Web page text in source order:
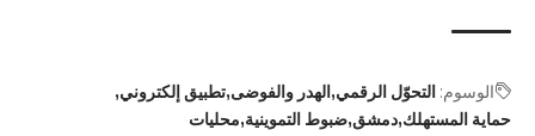
الوسوم: التحوّل الرقمي الهدر والفوضى تطبيق إلكتروني
حماية المستهلك دمشق ضبوط التموينية محليات